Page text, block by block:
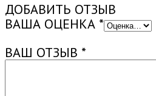
ДОБАВИТЬ ОТЗЫВ
ВАША ОЦЕНКА *
ВАШ ОТЗЫВ *